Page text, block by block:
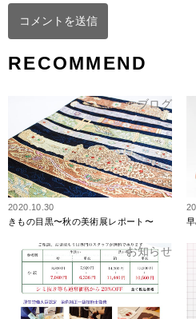
RECOMMEND
ブログ
2020.10.30
きもの目黒〜秋の美術展レポート〜
お知らせ